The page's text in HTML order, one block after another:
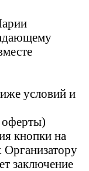
условий и
оферты)
кнопки на
заключение